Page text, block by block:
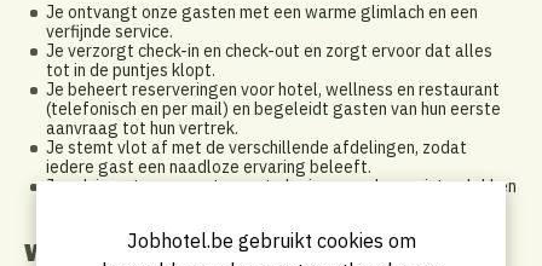
Je ontvangt onze gasten met een warme glimlach en een
verfijnde service.
Je verzorgt check-in en check-out en zorgt ervoor dat alles
tot in de puntjes klopt.
Je beheert reserveringen voor hotel, wellness en restaurant
(telefonisch en per mail) en begeleidt gasten van hun eerste
aanvraag tot hun vertrek.
Je stemt vlot af met de verschillende afdelingen, zodat
iedere gast een naadloze ervaring beleeft.
Je adviseert onze gasten met plezier over de mooiste plekken
Wat verwachten we van jou?
Jobhotel.be gebruikt cookies om